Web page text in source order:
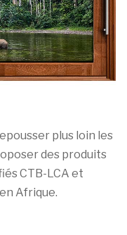
plus loin les
des produits
CTB-LCA et
Afrique.